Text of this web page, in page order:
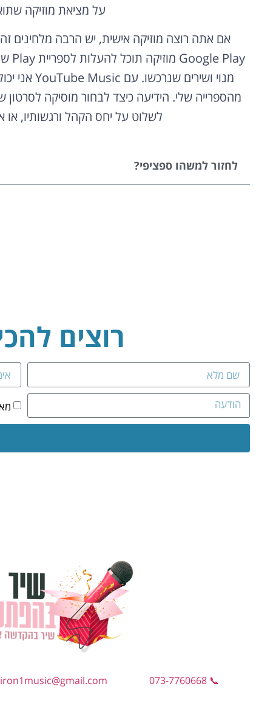
על מציאת מוזיקה
אם אתה רוצה מוזיקה אישית, יש הרבה מלחינים
מהספרייה שלי. הידיעה כיצד לבחור מוסיקה לסרטון
לשלוט על יחס הקהל ורגשותיו, או
לחזור למשהו ספציפי?
רוצים
📞 073-7760668